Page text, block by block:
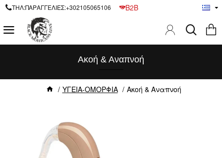
ΤΗΛ:ΠΑΡΑΓΓΕΛΙΕΣ:+302105065106 B2B
ΥΓΕΙΑ-ΟΜΟΡΦΙΑ Ακοή & Αναπνοή
Ακοή & Αναπνοή